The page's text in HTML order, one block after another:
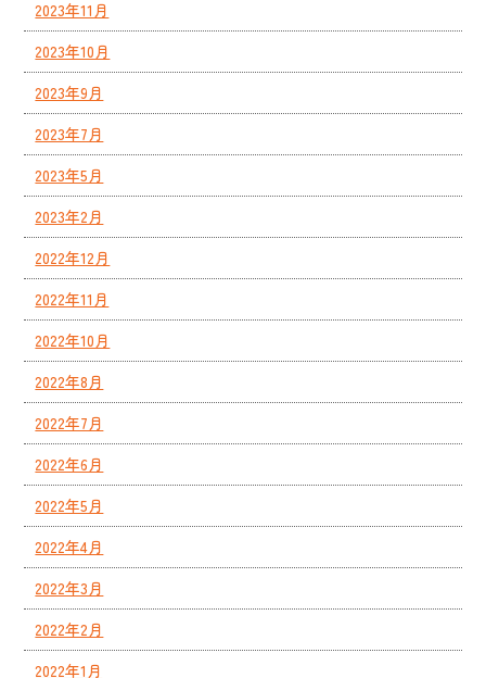
2023年11月
2023年10月
2023年9月
2023年7月
2023年5月
2023年2月
2022年12月
2022年11月
2022年10月
2022年8月
2022年7月
2022年6月
2022年5月
2022年4月
2022年3月
2022年2月
2022年1月